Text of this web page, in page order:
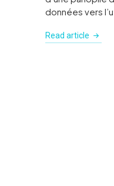
données vers
Read article